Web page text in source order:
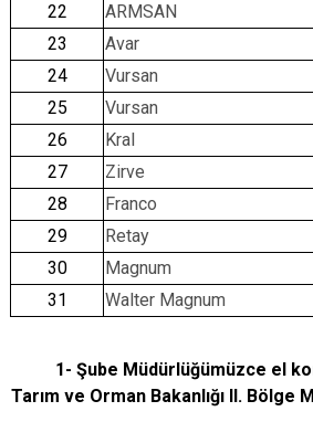
22
ARMSAN
23
Avar
24
Vursan
25
Vursan
26
Kral
27
Zirve
28
Franco
29
Retay
30
Magnum
31
Walter Magnum
1- Şube Müdürlüğümüzce el
Tarım ve Orman Bakanlığı II.